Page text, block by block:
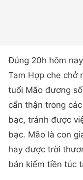
Đúng 20h hôm
Tam Hợp che chở
tuổi Mão đương
cẩn thận trong
bạc, tránh được
bạc. Mão là con
hay được trời
bán kiếm tiền túc